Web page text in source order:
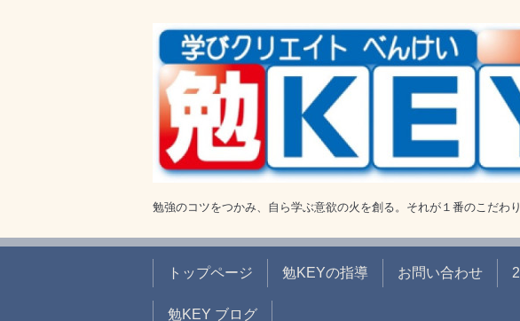
勉強のコツをつかみ、自ら学ぶ意欲の火を創る。それが１番のこだわり
トップページ 勉KEYの指導 お問い合わせ
勉KEY ブログ